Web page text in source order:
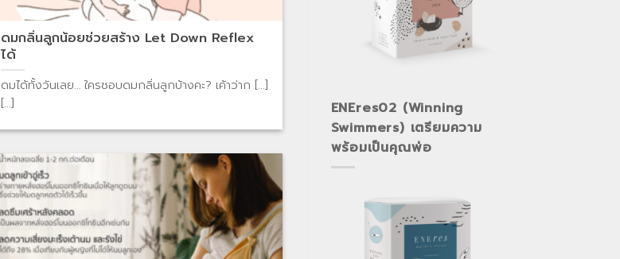
ดมกลิ่นลูกน้อยช่วยสร้าง Let Down Reflex
ได้
ดมได้ทั้งวันเลย… ใครชอบดมกลิ่นลูกบ้างคะ? เค้าว่าก [...]
[...]
ENEres02 (Winning
Swimmers) เตรียมความ
พร้อมเป็นคุณพ่อ